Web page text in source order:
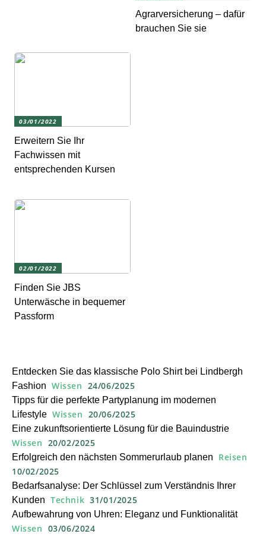
Agrarversicherung – dafür
brauchen Sie sie
03/01/2022
Erweitern Sie Ihr
Fachwissen mit
entsprechenden Kursen
02/01/2022
Finden Sie JBS
Unterwäsche in bequemer
Passform
Entdecken Sie das klassische Polo Shirt bei Lindbergh
Fashion Wissen 24/06/2025
Tipps für die perfekte Partyplanung im modernen
Lifestyle Wissen 20/06/2025
Eine zukunftsorientierte Lösung für die Bauindustrie
Wissen 20/02/2025
Erfolgreich den nächsten Sommerurlaub planen
Reisen
10/02/2025
Bedarfsanalyse: Der Schlüssel zum Verständnis Ihrer
Kunden Technik 31/01/2025
Aufbewahrung von Uhren: Eleganz und Funktionalität
Wissen 03/06/2024